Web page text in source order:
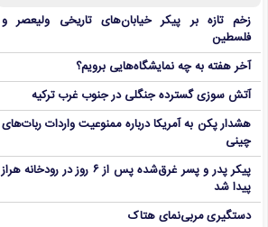
زخم تازه بر پیکر خیابان‌های تاریخی ولیعصر و
فلسطین
آخر هفته به چه نمایشگاه‌هایی برویم؟
آتش سوزی گسترده جنگلی در جنوب غرب ترکیه
هشدار پکن به آمریکا درباره ممنوعیت واردات ربات‌های
چینی
پیکر پدر و پسر غرق‌شده پس از ۶ روز در رودخانه هراز
پیدا شد
دستگیری مربی‌نمای هتاک